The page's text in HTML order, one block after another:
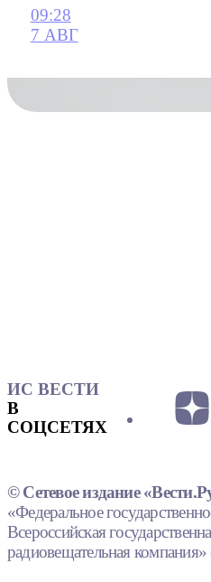
09:28
7 АВГ
ИС ВЕСТИ
В
СОЦСЕТЯХ
© Сетевое издание
«Федеральное
Всероссийская
радиовещательная